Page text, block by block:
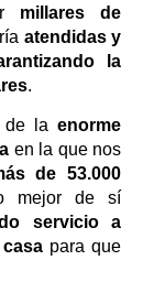
millares de
atendidas y
la
.
de la enorme
en la que nos
de 53.000
mejor de sí
servicio a
para que